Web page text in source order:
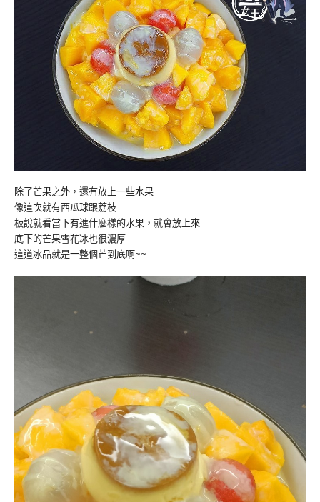
除了芒果之外，還有放上一些水果
像這次就有西瓜球跟荔枝
板說就看當下有進什麼樣的水果，就會放上來
底下的芒果雪花冰也很濃厚
這道冰品就是一整個芒到底啊~~